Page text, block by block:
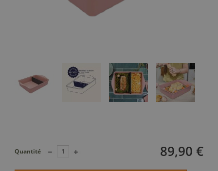
89,90 €
Quantité